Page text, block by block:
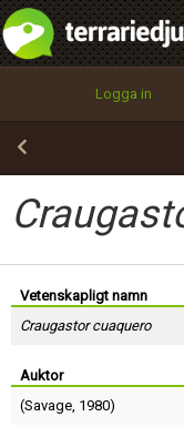
Logga in
Vetenskapligt namn
Craugastor cuaquero
Auktor
(Savage, 1980)
integritetspolicy
Namn:
Epost:
Användarnamn:
Lösenord:
Begär nytt lösenord